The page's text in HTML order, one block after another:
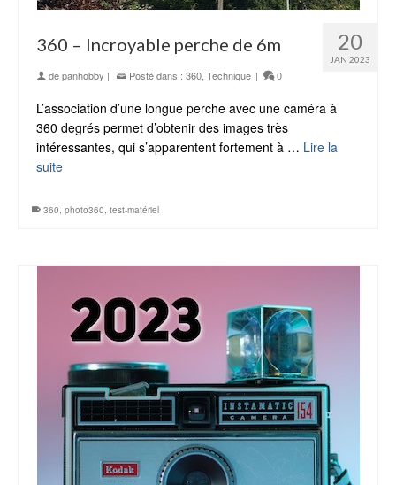
20
JAN 2023
360 – Incroyable perche de 6m
depanhobby | Posté dans : 360 Technique | 0
L’association d’une longue perche avec une caméra à
360 degrés permet d’obtenir des images très
intéressantes, qui s’apparentent fortement à … Lire la
suite
360, photo360, test-matériel